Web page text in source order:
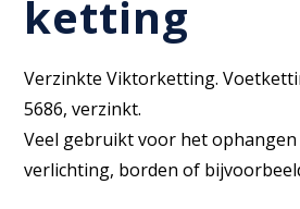
ketting
Verzinkte Viktorketting.
5686, verzinkt.
Veel gebruikt voor het
verlichting, borden of